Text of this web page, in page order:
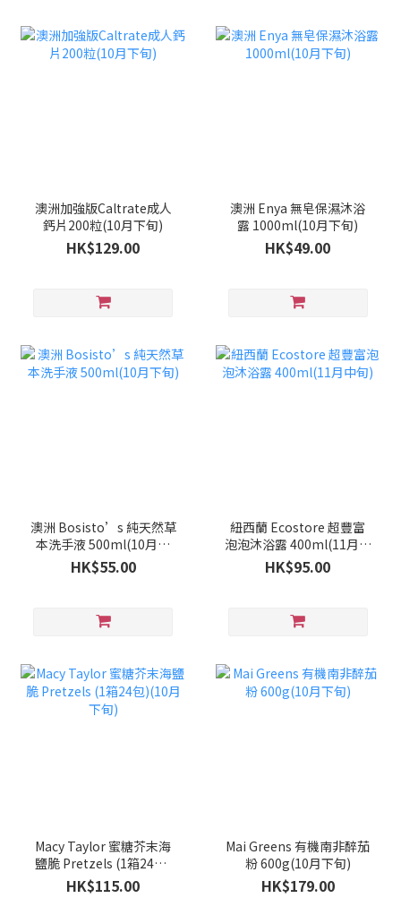
澳洲加強版Caltrate成人
鈣片200粒(10月下旬)
HK$129.00
澳洲 Enya 無皂保濕沐浴
露 1000ml(10月下旬)
HK$49.00
澳洲 Bosisto’s 純天然草
本洗手液 500ml(10月下
旬)
HK$55.00
紐西蘭 Ecostore 超豐富
泡泡沐浴露 400ml(11月中
旬)
HK$95.00
Macy Taylor 蜜糖芥末海
鹽脆 Pretzels (1箱24包)
(10月下旬)
HK$115.00
Mai Greens 有機南非醉茄
粉 600g(10月下旬)
HK$179.00